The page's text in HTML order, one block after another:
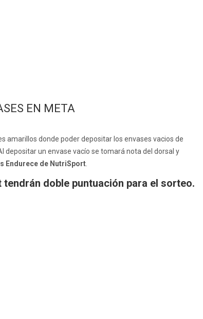
EN META
amarillos donde poder depositar los envases vacios de
depositar un envase vacío se tomará nota del dorsal y
Endurece de NutriSport.
doble puntuación para el sorteo.